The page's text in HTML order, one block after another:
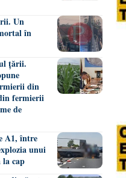
Un
în
țării.
din
fermierii
de
A1, între
unui
la cap